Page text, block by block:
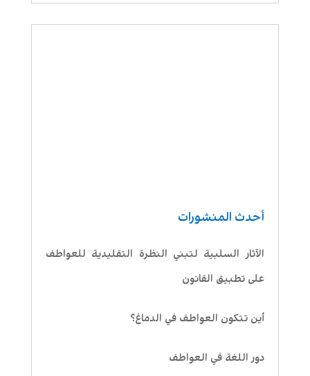
أحدث المنشورات
الآثار السلبية لتبني النظرة التقليدية للعواطف
على تطبيق القانون
أين تتكون العواطف في الدماغ؟
دور اللغة في العواطف